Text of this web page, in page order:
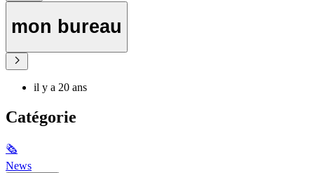
mon bureau
il y a 20 ans
Catégorie
🗞
News